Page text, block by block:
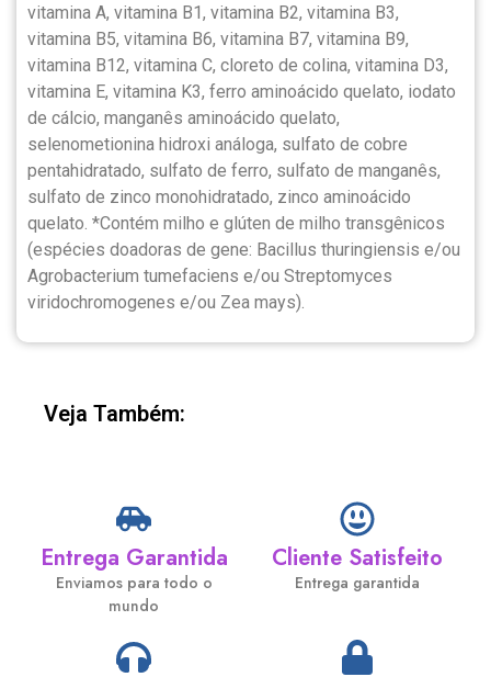
vitamina A, vitamina B1, vitamina B2, vitamina B3,
vitamina B5, vitamina B6, vitamina B7, vitamina B9,
vitamina B12, vitamina C, cloreto de colina, vitamina D3,
vitamina E, vitamina K3, ferro aminoácido quelato, iodato
de cálcio, manganês aminoácido quelato,
selenometionina hidroxi análoga, sulfato de cobre
pentahidratado, sulfato de ferro, sulfato de manganês,
sulfato de zinco monohidratado, zinco aminoácido
quelato. *Contém milho e glúten de milho transgênicos
(espécies doadoras de gene: Bacillus thuringiensis e/ou
Agrobacterium tumefaciens e/ou Streptomyces
viridochromogenes e/ou Zea mays).
Veja Também:
Entrega Garantida
Enviamos para todo o
mundo
Cliente Satisfeito
Entrega garantida